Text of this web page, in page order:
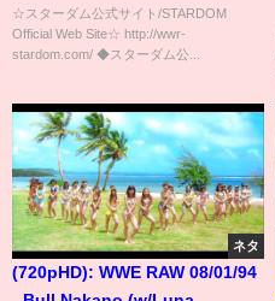
【STARDOM】
☆スターダム公式サイト/STARDOM
Official Web Site☆ http://wwr-
stardom.com/ ◆スターダム公...
ネタ
(720pHD): WWE RAW 08/01/94